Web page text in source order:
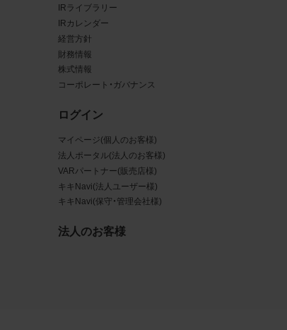
IRライブラリー
IRカレンダー
経営方針
財務情報
株式情報
コーポレート・ガバナンス
ログイン
マイページ(個人のお客様)
法人ポータル(法人のお客様)
VARパートナー(販売店様)
キキNavi(法人ユーザー様)
キキNavi(保守・管理会社様)
法人のお客様